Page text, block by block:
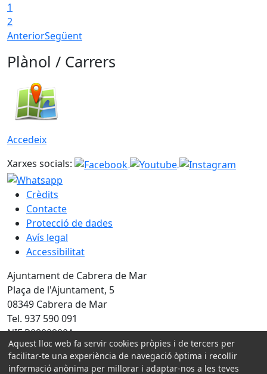
1
2
AnteriorSegüent
Plànol / Carrers
Accedeix
Xarxes socials:
Crèdits
Contacte
Protecció de dades
Avís legal
Accessibilitat
Ajuntament de Cabrera de Mar
Plaça de l'Ajuntament, 5
08349 Cabrera de Mar
Tel. 937 590 091
NIF P0802900A
Amb la col·laboració de:
Aquest lloc web fa servir cookies pròpies i de tercers per
facilitar-te una experiència de navegació òptima i recollir
informació anònima per millorar i adaptar-nos a les teves